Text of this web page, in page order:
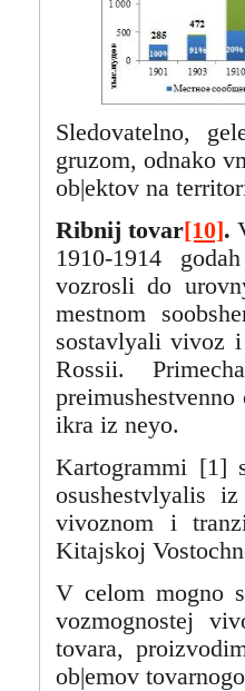
Sledovatelno,
gruzom, odnako
ob|ektov na
Ribnij tovar[10].
1910-1914
vozrosli do
mestnom
sostavlyali vivoz
Rossii.
ikra iz neyo.
Kartogrammi [1]
osushestvlyalis
vivoznom i
Kitajskoj
V celom mogno
vozmognostej
tovara,
ob|emov